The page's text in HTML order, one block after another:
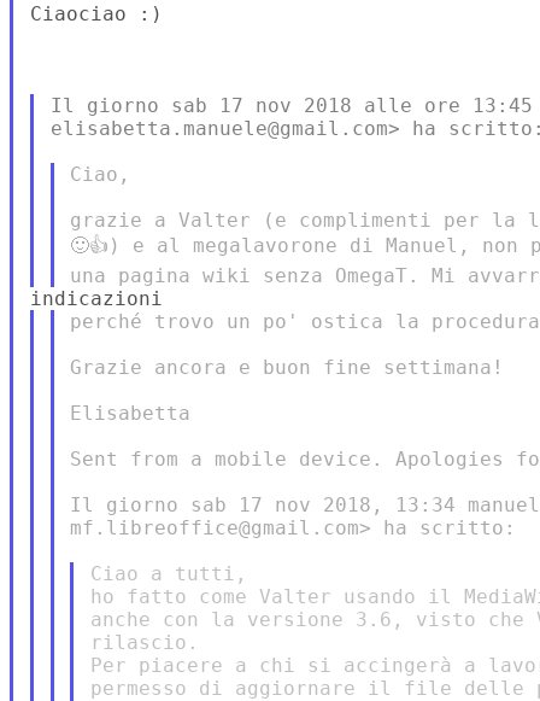
Ciaociao :)
Il giorno sab 17 nov 2018 alle ore 13:45
elisabetta.manuele@gmail.com> ha
Ciao,
grazie a Valter (e complimenti per la
🙂👍) e al megalavorone di Manuel, non
perché trovo un po' ostica la
Grazie ancora e buon fine settimana!
Elisabetta
Sent from a mobile device. Apologies
Il giorno sab 17 nov 2018, 13:34
mf.libreoffice@gmail.com> ha scritto:
Ciao a tutti,
ho fatto come Valter usando il
anche con la versione 3.6, visto
rilascio.
Per piacere a chi si accingerà a
permesso di aggiornare il file delle